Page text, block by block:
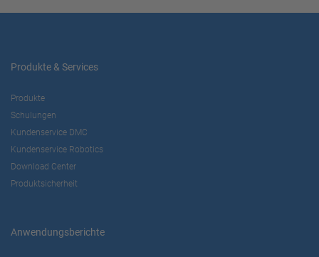
Produkte & Services
Produkte
Schulungen
Kundenservice DMC
Kundenservice Robotics
Download Center
Produktsicherheit
Anwendungsberichte